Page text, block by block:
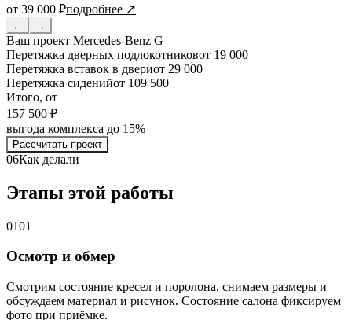
от 39 000 ₽подробнее ↗
← →
Ваш проект Mercedes-Benz G
Перетяжка дверных подлокотниковот 19 000
Перетяжка вставок в двериот 29 000
Перетяжка сиденийот 109 500
Итого, от
157 500 ₽
выгода комплекса до 15%
Рассчитать проект
06Как делали
Этапы этой работы
0101
Осмотр и обмер
Смотрим состояние кресел и поролона, снимаем размеры и
обсуждаем материал и рисунок. Состояние салона фиксируем
фото при приёмке.